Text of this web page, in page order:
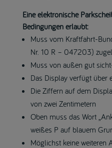
Eine elektronische
Bedingungen erlaubt:
Muss vom Kraftfahrt-
Nr. 10 R – 047203)
Muss von außen gut
Das Display verfügt über
Die Ziffern auf dem
von zwei Zentimetern
Oben muss das Wort
weißes P auf blauem
Möglichst keine weiteren